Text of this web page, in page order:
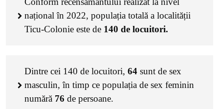
național în 2022, populația totală a localității
Ticu-Colonie este de 140 de locuitori.
Dintre cei 140 de locuitori, 64 sunt de sex
masculin, în timp ce populația de sex feminin
numără 76 de persoane.